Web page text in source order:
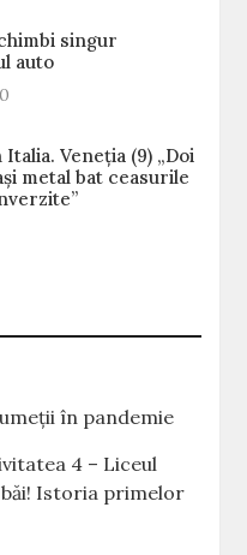
singur
auto
Veneţia (9) „Doi
metal bat ceasurile
în pandemie
4 – Liceul
băi! Istoria primelor